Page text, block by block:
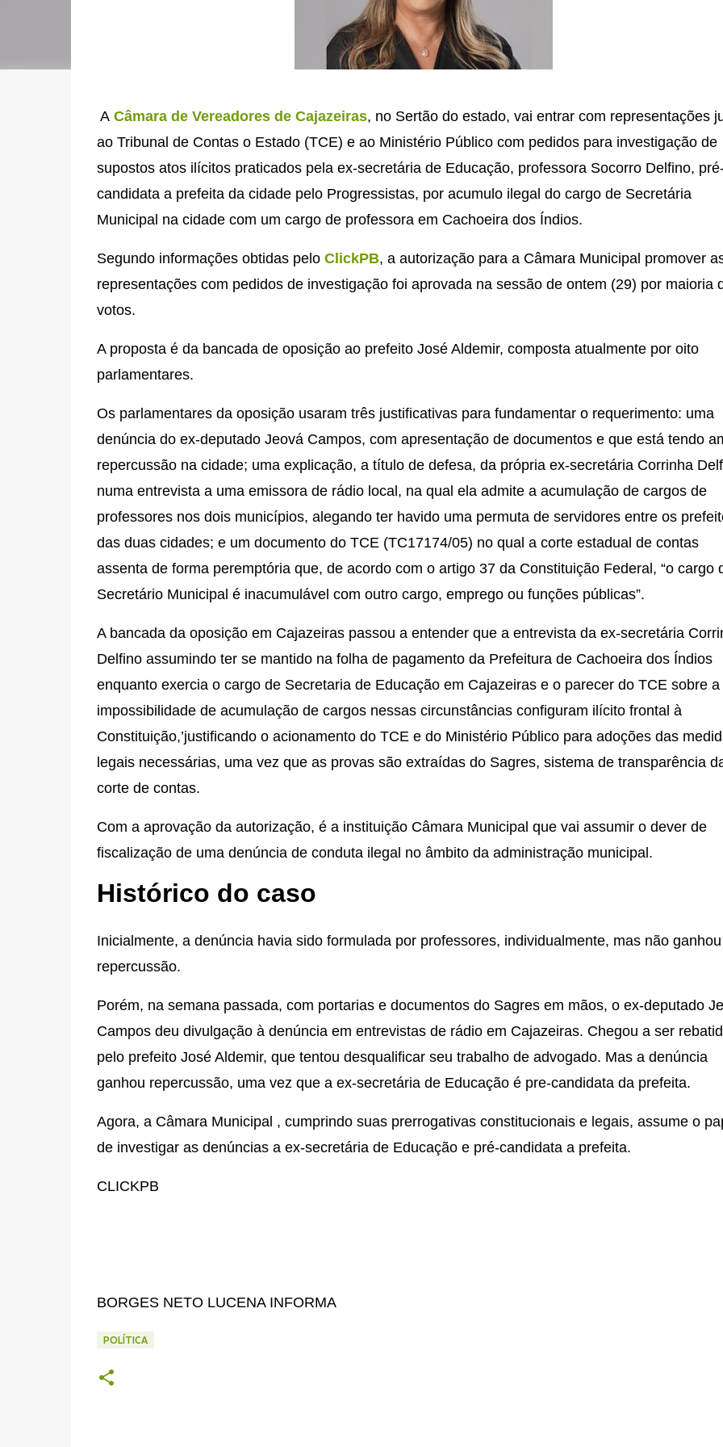
A Câmara de Vereadores de Cajazeiras, no Sertão do estado, vai entrar com representações
ao Tribunal de Contas o Estado (TCE) e ao Ministério Público com pedidos para investigação de
supostos atos ilícitos praticados pela ex-secretária de Educação, professora Socorro Delfino,
candidata a prefeita da cidade pelo Progressistas, por acumulo ilegal do cargo de Secretária
Municipal na cidade com um cargo de professora em Cachoeira dos Índios.
Segundo informações obtidas pelo ClickPB, a autorização para a Câmara Municipal promover
representações com pedidos de investigação foi aprovada na sessão de ontem (29) por maioria
votos.
A proposta é da bancada de oposição ao prefeito José Aldemir, composta atualmente por oito
parlamentares.
Os parlamentares da oposição usaram três justificativas para fundamentar o requerimento: uma
denúncia do ex-deputado Jeová Campos, com apresentação de documentos e que está tendo
repercussão na cidade; uma explicação, a título de defesa, da própria ex-secretária Corrinha
numa entrevista a uma emissora de rádio local, na qual ela admite a acumulação de cargos de
professores nos dois municípios, alegando ter havido uma permuta de servidores entre os
das duas cidades; e um documento do TCE (TC17174/05) no qual a corte estadual de contas
assenta de forma peremptória que, de acordo com o artigo 37 da Constituição Federal, “o cargo
Secretário Municipal é inacumulável com outro cargo, emprego ou funções públicas”.
A bancada da oposição em Cajazeiras passou a entender que a entrevista da ex-secretária
Delfino assumindo ter se mantido na folha de pagamento da Prefeitura de Cachoeira dos Índios
enquanto exercia o cargo de Secretaria de Educação em Cajazeiras e o parecer do TCE sobre a
impossibilidade de acumulação de cargos nessas circunstâncias configuram ilícito frontal à
Constituição,’justificando o acionamento do TCE e do Ministério Público para adoções das
legais necessárias, uma vez que as provas são extraídas do Sagres, sistema de transparência
corte de contas.
Com a aprovação da autorização, é a instituição Câmara Municipal que vai assumir o dever de
fiscalização de uma denúncia de conduta ilegal no âmbito da administração municipal.
Histórico do caso
Inicialmente, a denúncia havia sido formulada por professores, individualmente, mas não ganhou
repercussão.
Porém, na semana passada, com portarias e documentos do Sagres em mãos, o ex-deputado
Campos deu divulgação à denúncia em entrevistas de rádio em Cajazeiras. Chegou a ser
pelo prefeito José Aldemir, que tentou desqualificar seu trabalho de advogado. Mas a denúncia
ganhou repercussão, uma vez que a ex-secretária de Educação é pre-candidata da prefeita.
Agora, a Câmara Municipal , cumprindo suas prerrogativas constitucionais e legais, assume o
de investigar as denúncias a ex-secretária de Educação e pré-candidata a prefeita.
CLICKPB
BORGES NETO LUCENA INFORMA
POLÍTICA